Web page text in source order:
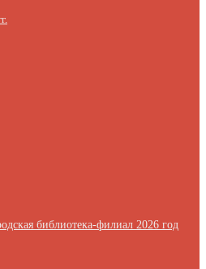
библиотека-филиал 2026 год